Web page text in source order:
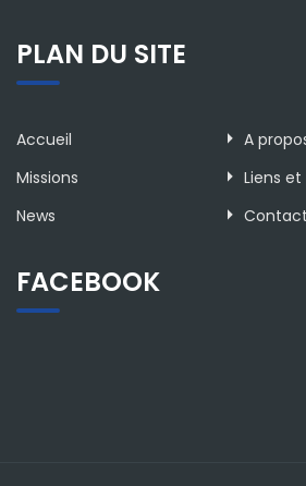
PLAN DU SITE
Accueil
A
Missions
Liens
News
Contact
FACEBOOK